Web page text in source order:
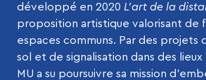
développé en 2020 L’art de la
proposition artistique valorisant de
espaces communs. Par des projets
sol et de signalisation dans des lieux
MU a su poursuivre sa mission